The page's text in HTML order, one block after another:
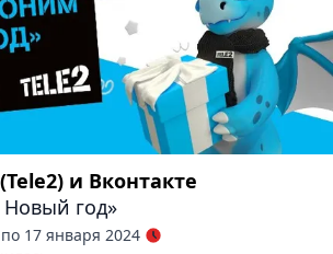
и Вконтакте
год»
17 января 2024